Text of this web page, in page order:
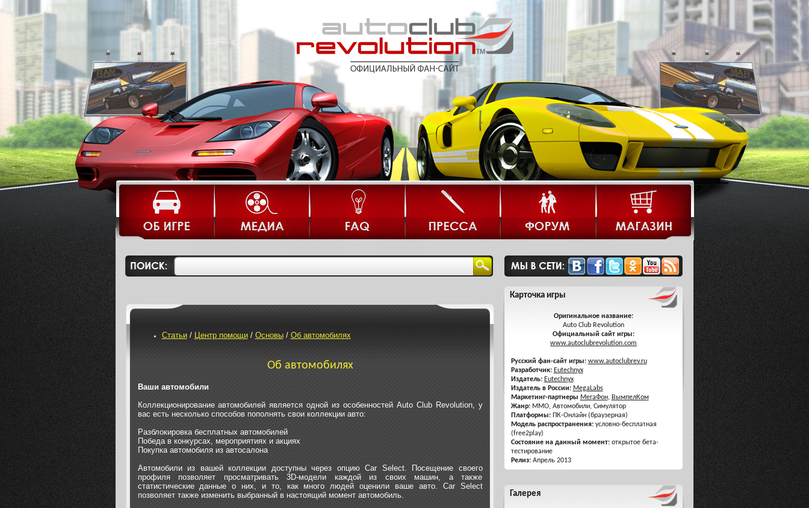
Статьи/ Центр помощи/ Основы/ Об автомобилях
Об автомобилях
Ваши автомобили
Коллекционирование автомобилей является одной из особенностей Auto Club Revolution, у
вас есть несколько способов пополнять свои коллекции авто:
Разблокировка бесплатных автомобилей
Победа в конкурсах, мероприятиях и акциях
Покупка автомобиля из автосалона
Автомобили из вашей коллекции доступны через опцию Car Select. Посещение своего
профиля позволяет просматривать 3D-модели каждой из своих машин, а также
статистические данные о них, и то, как много людей оценили ваше авто. Car Select
позволяет также изменить выбранный в настоящий момент автомобиль.
Карточка игры
Оригинальное название:
Auto Club Revolution
Официальный сайт игры:
www.autoclubrevolution.com
Русский фан-сайт игры: www.autoclubrev.ru
Разработчик: Eutechnyx
Издатель: Eutechnyx
Издатель в России: MegaLabs
Маркетинг-партнеры МегаФон, ВымпелКом
Жанр:MMO, Автомобили, Симулятор
Платформы:ПК-Онлайн (браузерная)
Модель распространения:условно-бесплатная
(free2play)
Состояние на данный момент:открытое бета-
тестирование
Релиз:Апрель 2013
Галерея